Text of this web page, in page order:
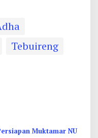
Tebuireng